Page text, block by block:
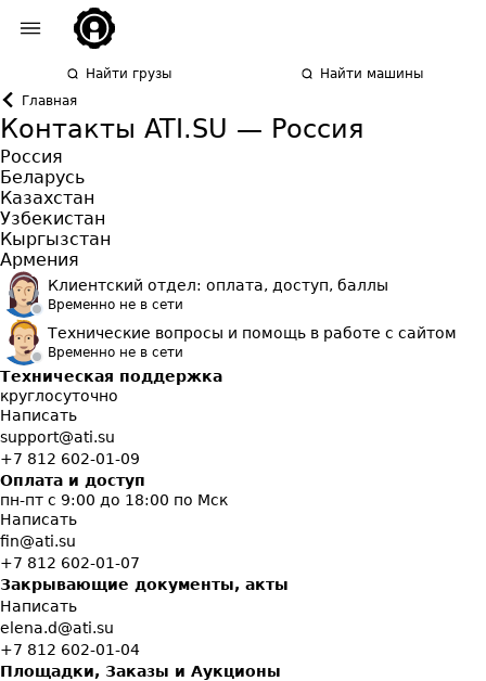
Найти грузы
Найти машины
Главная
Контакты ATI.SU — Россия
Россия
Беларусь
Казахстан
Узбекистан
Кыргызстан
Армения
Клиентский отдел: оплата, доступ, баллы
Временно не в сети
Технические вопросы и помощь в работе с сайтом
Временно не в сети
Техническая поддержка
круглосуточно
Написать
support@ati.su
+7 812 602-01-09
Оплата и доступ
пн-пт с 9:00 до 18:00 по Мск
Написать
fin@ati.su
+7 812 602-01-07
Закрывающие документы, акты
Написать
elena.d@ati.su
+7 812 602-01-04
Площадки, Заказы и Аукционы